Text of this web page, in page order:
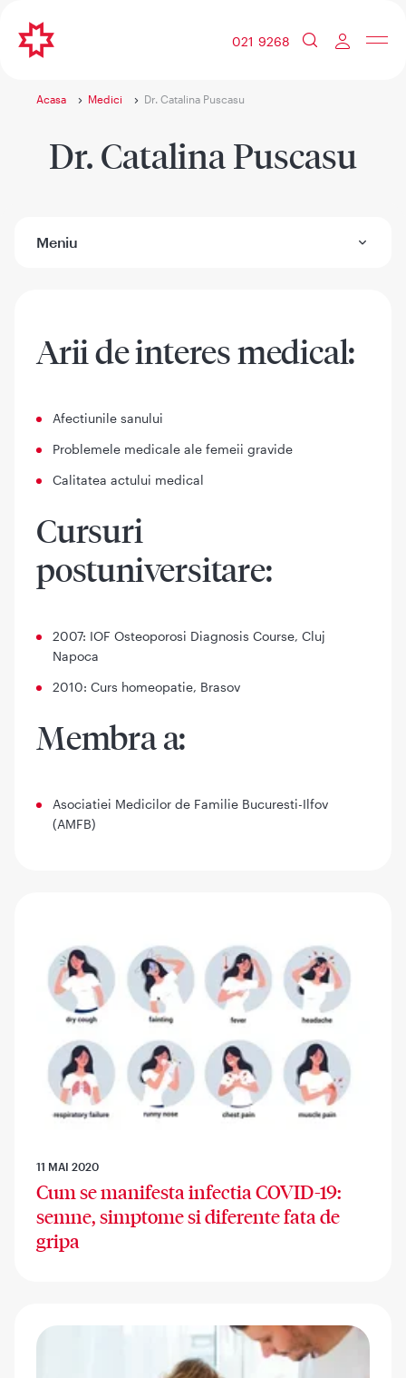
021 9268
Acasa Medici Dr. Catalina Puscasu
Dr. Catalina Puscasu
Meniu
Arii de interes medical:
Afectiunile sanului
Problemele medicale ale femeii gravide
Calitatea actului medical
Cursuri
postuniversitare:
2007: IOF Osteoporosi Diagnosis Course, Cluj
Napoca
2010: Curs homeopatie, Brasov
Membra a:
Asociatiei Medicilor de Familie Bucuresti-Ilfov
(AMFB)
11 MAI 2020
Cum se manifesta infectia COVID-19:
semne, simptome si diferente fata de
gripa